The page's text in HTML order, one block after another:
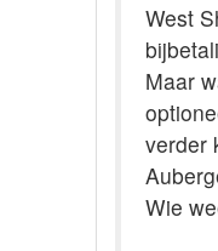
West
Maar
verder
Wie